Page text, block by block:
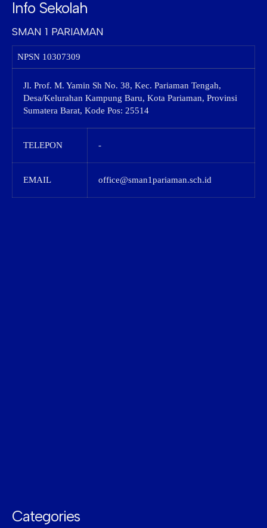
Info Sekolah
SMAN 1 PARIAMAN
NPSN 10307309
Jl. Prof. M. Yamin Sh No. 38, Kec. Pariaman Tengah,
Desa/Kelurahan Kampung Baru, Kota Pariaman, Provinsi
Sumatera Barat, Kode Pos: 25514
TELEPON -
EMAIL office@sman1pariaman.sch.id
Categories